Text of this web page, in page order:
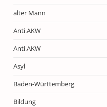
alter Mann
Anti.AKW
Anti.AKW
Asyl
Baden-Württemberg
Bildung